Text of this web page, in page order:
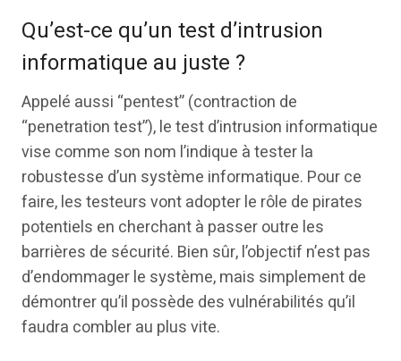
Qu’est-ce qu’un test d’intrusion
informatique au juste ?
Appelé aussi “pentest” (contraction de
“penetration test”), le test d’intrusion informatique
vise comme son nom l’indique à tester la
robustesse d’un système informatique. Pour ce
faire, les testeurs vont adopter le rôle de pirates
potentiels en cherchant à passer outre les
barrières de sécurité. Bien sûr, l’objectif n’est pas
d’endommager le système, mais simplement de
démontrer qu’il possède des vulnérabilités qu’il
faudra combler au plus vite.